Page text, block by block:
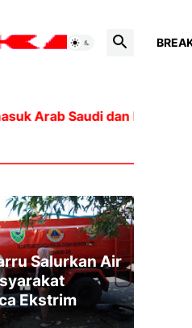
Saudi dan Rusia, akan
Salurkan Air
Ekstrim